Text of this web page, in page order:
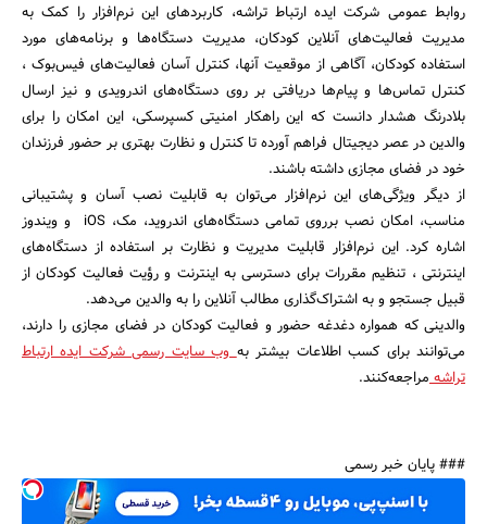
جستجو
روابط عمومی شرکت ایده ارتباط تراشه، کاربردهای این نرم‌افزار را کمک به
مدیریت فعالیت‌های آنلاین کودکان، مدیریت دستگاه‌ها و برنامه‌های مورد
‌استفاده کودکان، آگاهی از موقعیت آنها، کنترل آسان فعالیت‌های فیس‌بوک ،
کنترل تماس‌ها و پیام‌ها دریافتی بر روی دستگاه‌های اندرویدی و نیز ارسال
بلادرنگ هشدار دانست که این راهکار امنیتی کسپرسکی، این امکان را برای
والدین در عصر دیجیتال فراهم آورده تا کنترل و نظارت بهتری بر حضور فرزندان
خود در فضای مجازی داشته باشند.
از دیگر ویژگی‌های این نرم‌افزار می‌توان به قابلیت نصب آسان و پشتیبانی
مناسب، امکان نصب برروی تمامی دستگاه‌های اندروید، مک، iOS و ویندوز
اشاره کرد. این نرم‌افزار قابلیت مدیریت و نظارت بر استفاده از دستگاه‌های
اینترنتی ، تنظیم مقررات برای دسترسی به اینترنت و رؤیت فعالیت کودکان از
قبیل جستجو و به اشتراک‌گذاری مطالب آنلاین را به والدین می‌دهد.
والدینی که همواره دغدغه حضور و فعالیت کودکان در فضای مجازی را دارند،
می‌توانند برای کسب اطلاعات بیشتر بهوب سایت رسمی شرکت ایده ارتباط
تراشهمراجعه‌کنند.
### پایان خبر رسمی